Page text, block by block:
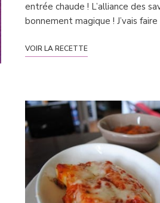
entrée chaude ! L’alliance des
bonnement magique ! J’vais
VOIR LA RECETTE